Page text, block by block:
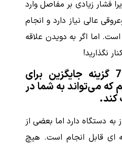
فشار زیادی بر مفاصل وارد
عالی نیاز دارد و انجام
است. اما اگر به دویدن علاقه
نگذارید!
در این مقاله، ما 7 گزینه جایگزین برای
که می‌تواند به شما در
کند.
به دستگاه دارد اما بعضی از
ای قابل انجام است. هیچ